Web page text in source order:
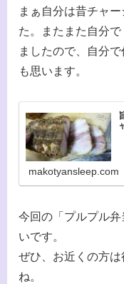
まぁ自分は昔チャ
た。またまた自分
ましたので、自分
も思います。
makotyansleep.com
今回の「プルプル
いです。
ぜひ、お近くの方
ね。